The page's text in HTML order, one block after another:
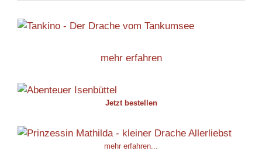
mehr erfahren
Jetzt bestellen
mehr erfahren...